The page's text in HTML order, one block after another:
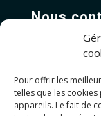
Pour offrir les
telles que les
appareils. Le fait de
Nous
Téléphone:
Adresses :
Novalparc,